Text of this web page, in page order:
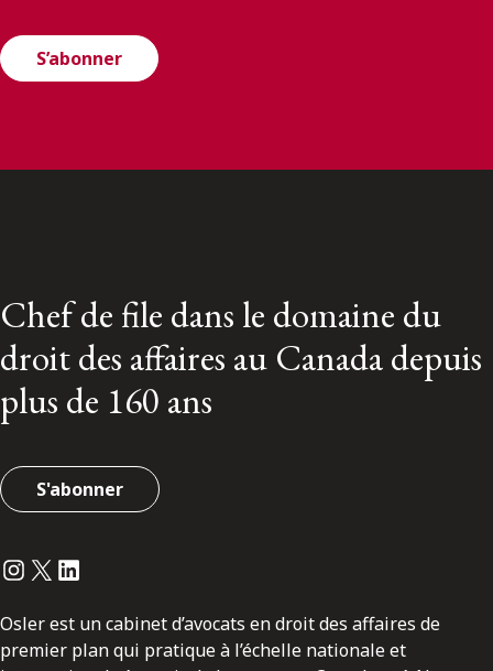
S’abonner
Chef de file dans le domaine du
droit des affaires au Canada depuis
plus de 160 ans
S'abonner
Instagram
Twitter
LinkedIn
Osler est un cabinet d’avocats en droit des affaires de
premier plan qui pratique à l’échelle nationale et